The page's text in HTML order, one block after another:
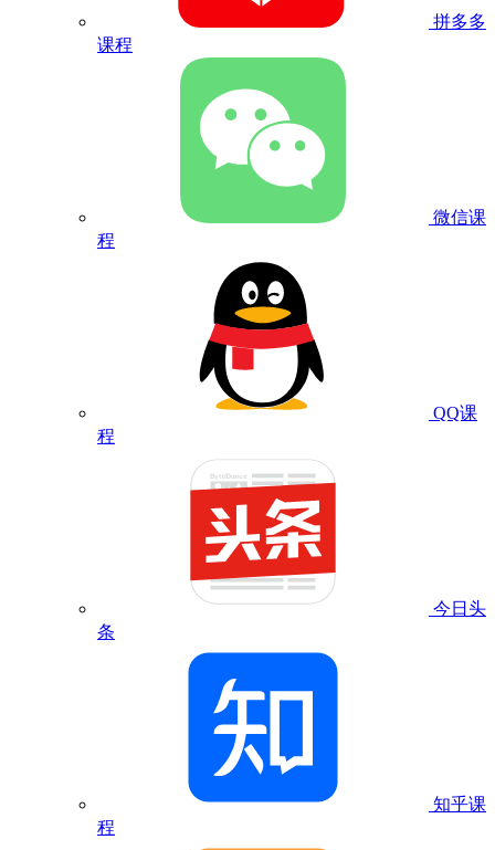
拼多多
课程
微信课
程
QQ课
程
今日头
条
知乎课
程